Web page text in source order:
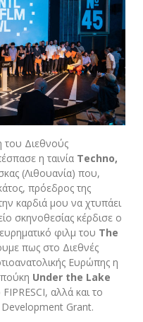
του Διεθνούς
η ταινία Techno,
(Λιθουανία) που,
πρόεδρος της
καρδιά μου να χτυπάει
σκηνοθεσίας κέρδισε ο
φιλμ του The
πως στο Διεθνές
Ευρώπης η
Under the Lake
αλλά και το
Grant.